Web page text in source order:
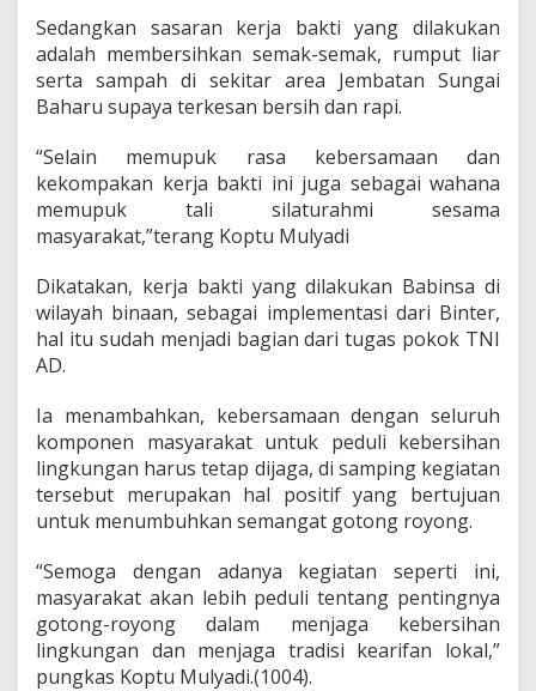
Sedangkan sasaran kerja bakti yang dilakukan
adalah membersihkan semak-semak, rumput liar
serta sampah di sekitar area Jembatan Sungai
Baharu supaya terkesan bersih dan rapi.
“Selain memupuk rasa kebersamaan dan
kekompakan kerja bakti ini juga sebagai wahana
memupuk tali silaturahmi sesama
masyarakat,”terang Koptu Mulyadi
Dikatakan, kerja bakti yang dilakukan Babinsa di
wilayah binaan, sebagai implementasi dari Binter,
hal itu sudah menjadi bagian dari tugas pokok TNI
AD.
Ia menambahkan, kebersamaan dengan seluruh
komponen masyarakat untuk peduli kebersihan
lingkungan harus tetap dijaga, di samping kegiatan
tersebut merupakan hal positif yang bertujuan
untuk menumbuhkan semangat gotong royong.
“Semoga dengan adanya kegiatan seperti ini,
masyarakat akan lebih peduli tentang pentingnya
gotong-royong dalam menjaga kebersihan
lingkungan dan menjaga tradisi kearifan lokal,”
pungkas Koptu Mulyadi.(1004).